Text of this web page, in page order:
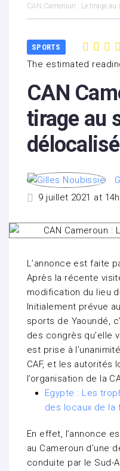
CAN Cameroun : Le tirage au
SPORTS
The estimated
CAN
tirage au
délocalisé
9 juillet 2021 at
L’annonce est faite
Après la récente
modification du lieu
Initialement prévue
sports de Yaoundé,
des congrès qu’elle
est prise à
CAF, et les autorités
l’organisation de la
Egypte : Les
des locaux de la
En effet, l’annonce
au Cameroun d’une
conduite par le Sud-